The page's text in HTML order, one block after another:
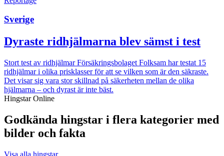
Sverige
Dyraste ridhjälmarna blev sämst i test
Stort test av ridhjälmarFörsäkringsbolaget Folksam har testat 15
ridhjälmar i olika prisklasser för att se vilken som är den säkraste.
Det visar sig vara stor skillnad på säkerheten mellan de olika
hjälmarna – och dyrast är inte bäst.
Hingstar Online
Godkända hingstar i flera kategorier med
bilder och fakta
Visa alla hingstar